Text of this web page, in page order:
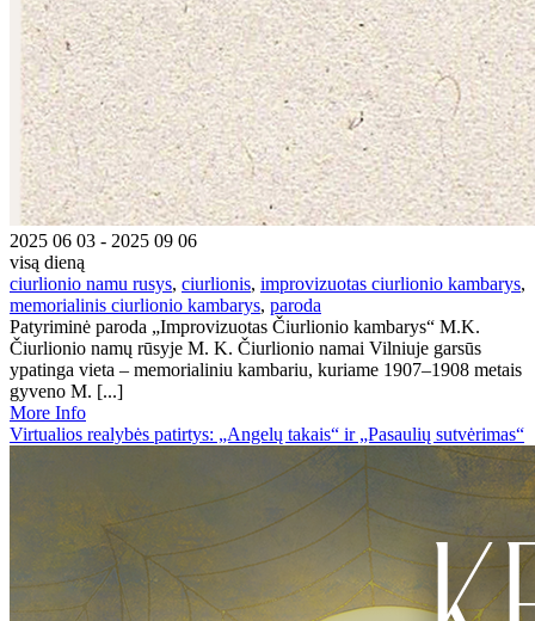
2025 06 03 - 2025 09 06
visą dieną
ciurlionio namu rusys, ciurlionis, improvizuotas ciurlionio kambarys,
memorialinis ciurlionio kambarys, paroda
Patyriminė paroda „Improvizuotas Čiurlionio kambarys“ M.K.
Čiurlionio namų rūsyje M. K. Čiurlionio namai Vilniuje garsūs
ypatinga vieta – memorialiniu kambariu, kuriame 1907–1908 metais
gyveno M. [...]
More Info
Virtualios realybės patirtys: „Angelų takais“ ir „Pasaulių sutvėrimas“